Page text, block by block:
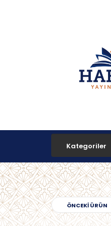
Kategoriler
ÖNCEKI ÜRÜN